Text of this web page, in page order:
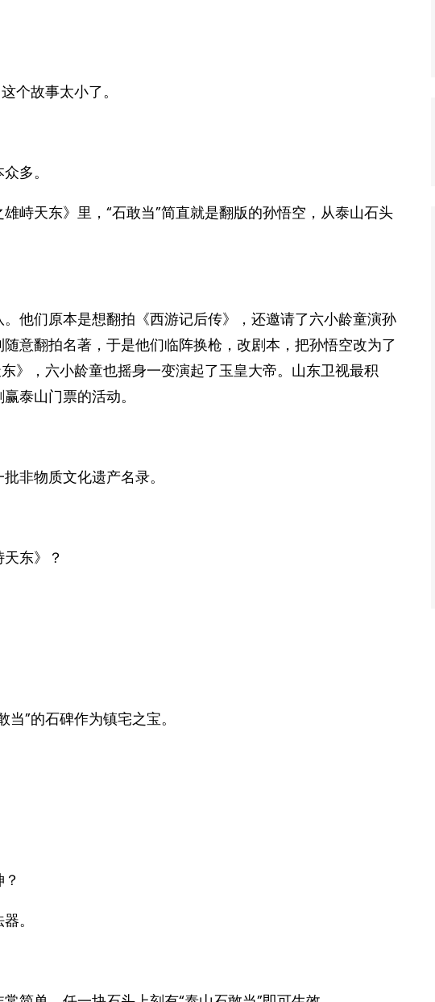
个故事太小了。
多。
峙天东》里，“石敢当”简直就是翻版的孙悟空，从泰山石头
他们原本是想翻拍《西游记后传》，还邀请了六小龄童演孙
意翻拍名著，于是他们临阵换枪，改剧本，把孙悟空改为了
》，六小龄童也摇身一变演起了玉皇大帝。山东卫视最积
泰山门票的活动。
非物质文化遗产名录。
东》？
”的石碑作为镇宅之宝。
。